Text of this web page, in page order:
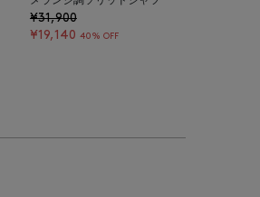
¥31,900
¥19,140 40% OFF